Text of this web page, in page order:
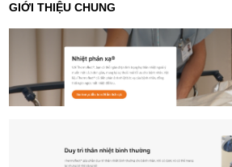
GIỚI THIỆU CHUNG